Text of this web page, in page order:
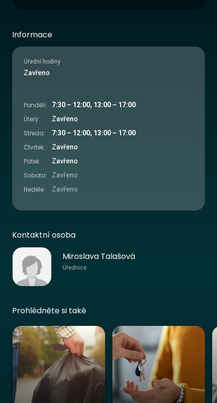
Informace
Úřední hodiny
Zavřeno
Pondělí: 7:30 – 12:00, 13:00 – 17:00
Úterý: Zavřeno
Středa: 7:30 – 12:00, 13:00 – 17:00
Čtvrtek: Zavřeno
Pátek: Zavřeno
Sobota: Zavřeno
Neděle: Zavřeno
Kontaktní osoba
Miroslava Talašová
Úřednice
Prohlédněte si také